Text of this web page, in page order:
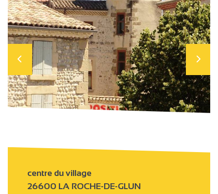
centre du village
26600 LA ROCHE-DE-GLUN